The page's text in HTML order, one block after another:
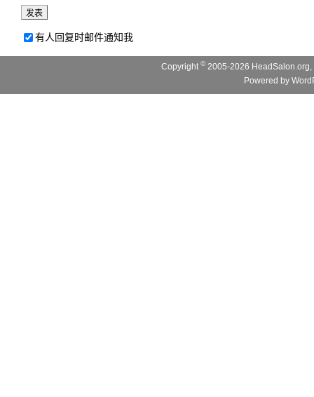
有人回复时邮件通知我
Copyright© 2005-2026
Powered by